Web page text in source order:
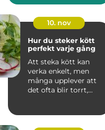
10. nov
Hur du steker kött
perfekt varje gång
Att steka kött kan
verka enkelt, men
många upplever att
det ofta blir torrt,